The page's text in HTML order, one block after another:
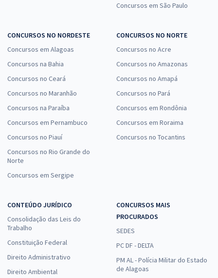
Concursos em São Paulo
CONCURSOS NO NORDESTE
Concursos em Alagoas
Concursos na Bahia
Concursos no Ceará
Concursos no Maranhão
Concursos na Paraíba
Concursos em Pernambuco
Concursos no Piauí
Concursos no Rio Grande do
Norte
Concursos em Sergipe
CONCURSOS NO NORTE
Concursos no Acre
Concursos no Amazonas
Concursos no Amapá
Concursos no Pará
Concursos em Rondônia
Concursos em Roraima
Concursos no Tocantins
CONTEÚDO JURÍDICO
Consolidação das Leis do
Trabalho
Constituição Federal
Direito Administrativo
Direito Ambiental
CONCURSOS MAIS
PROCURADOS
SEDES
PC DF - DELTA
PM AL - Polícia Militar do Estado
de Alagoas